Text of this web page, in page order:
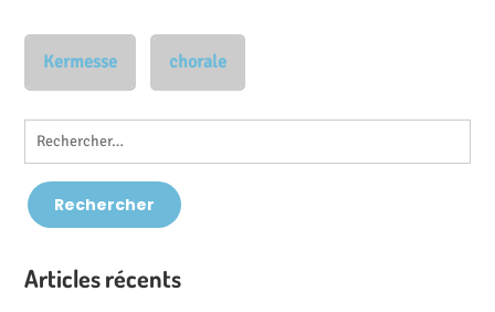
Kermesse chorale
Articles récents